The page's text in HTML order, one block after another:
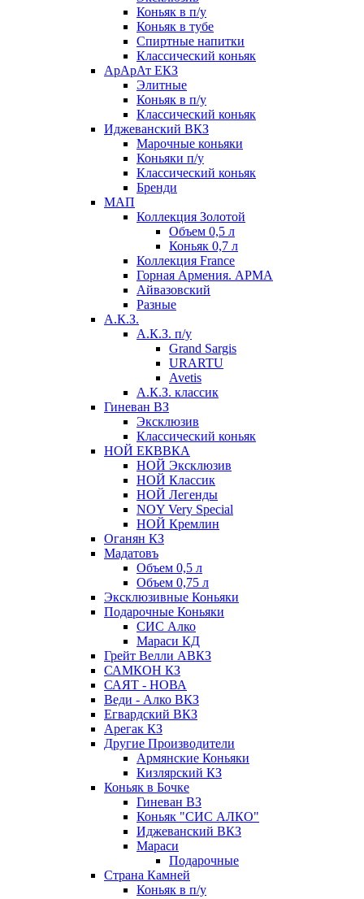
Коньяк в п/у
Коньяк в тубе
Спиртные напитки
Классический коньяк
АрАрАт ЕКЗ
Элитные
Коньяк в п/у
Классический коньяк
Иджеванский ВКЗ
Марочные коньяки
Коньяки п/у
Классический коньяк
Бренди
МАП
Коллекция Золотой
Объем 0,5 л
Коньяк 0,7 л
Коллекция France
Горная Армения. АРМА
Айвазовский
Разные
А.К.З.
А.К.З. п/у
Grand Sargis
URARTU
Avetis
А.К.З. классик
Гиневан ВЗ
Эксклюзив
Классический коньяк
НОЙ ЕКВВКА
НОЙ Эксклюзив
НОЙ Классик
НОЙ Легенды
NOY Very Speсial
НОЙ Кремлин
Оганян КЗ
Мадатовъ
Объем 0,5 л
Объем 0,75 л
Эксклюзивные Коньяки
Подарочные Коньяки
СИС Алко
Мараси КД
Грейт Велли АВКЗ
САМКОН КЗ
САЯТ - НОВА
Веди - Алко ВКЗ
Егвардский ВКЗ
Арегак КЗ
Другие Производители
Армянские Коньяки
Кизлярский КЗ
Коньяк в Бочке
Гиневан ВЗ
Коньяк "СИС АЛКО"
Иджеванский ВКЗ
Мараси
Подарочные
Страна Камней
Коньяк в п/у